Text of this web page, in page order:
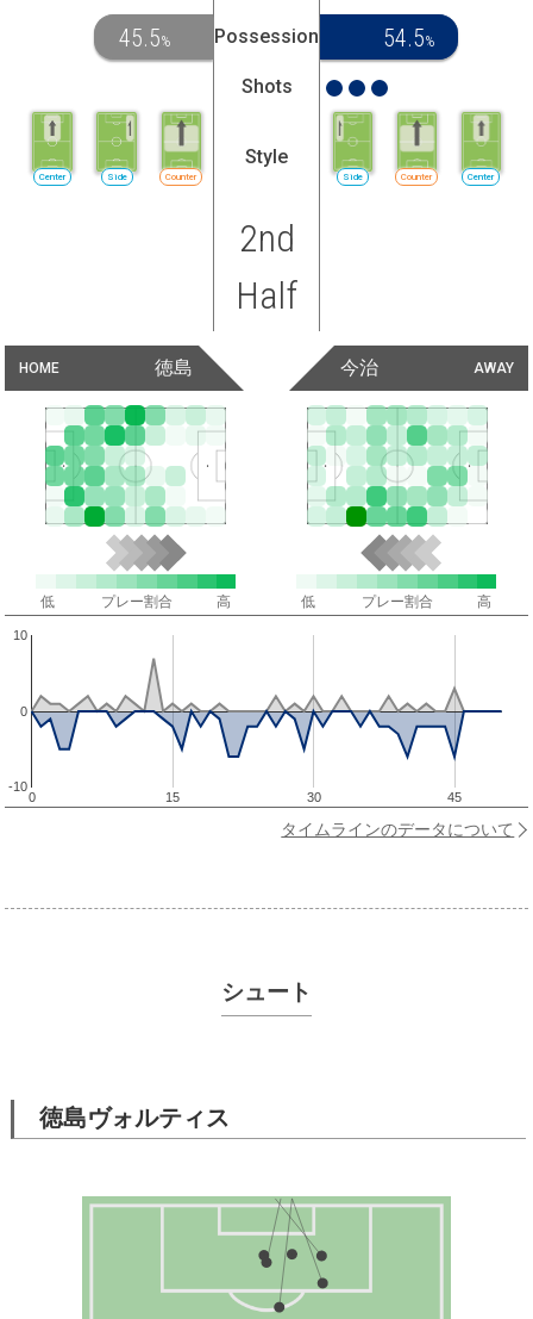
45.5% Possession 54.5%
Shots
Counter
Side
Center
Style
Side Counter Center
2nd
Half
HOME 徳島 AWAY
今治
低 プレー割合 高 低 プレー割合 高
0 15 30 45
-10
0
10
タイムラインのデータについて
シュート
徳島ヴォルティス